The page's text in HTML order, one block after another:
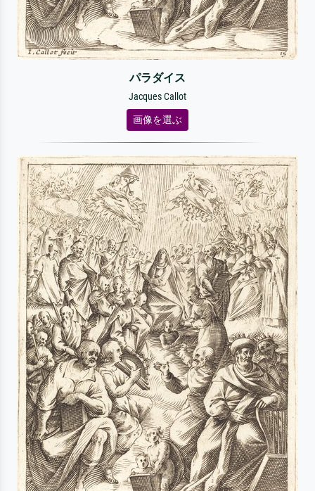
パラダイス
Jacques Callot
画像を選ぶ